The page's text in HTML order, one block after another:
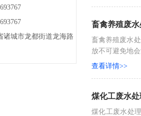
诸城市龙都街道龙海路
畜禽养殖废
畜禽养殖废水
放不可避免地
查看详情>>
煤化工废水
煤化工废水处